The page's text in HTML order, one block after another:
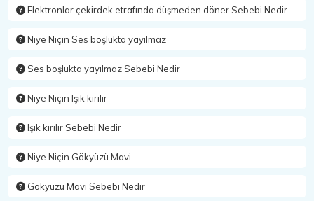
Elektronlar çekirdek etrafında düşmeden döner Sebebi Nedir
Niye Niçin Ses boşlukta yayılmaz
Ses boşlukta yayılmaz Sebebi Nedir
Niye Niçin Işık kırılır
Işık kırılır Sebebi Nedir
Niye Niçin Gökyüzü Mavi
Gökyüzü Mavi Sebebi Nedir